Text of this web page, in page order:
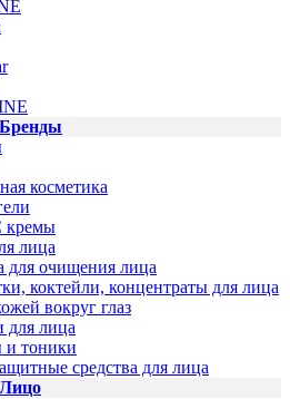
косметика
кремы
лица
для очищения лица
коктейли, концентраты для лица
вокруг глаз
для лица
и тоники
средства для лица